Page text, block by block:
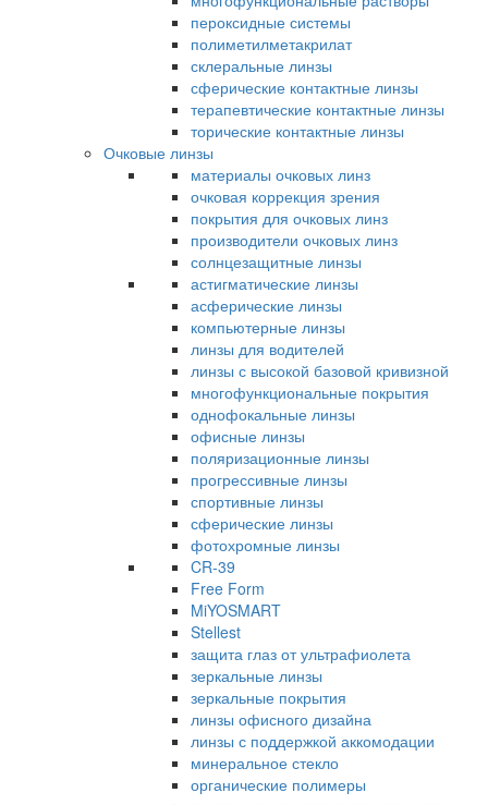
пероксидные системы
полиметилметакрилат
склеральные линзы
сферические контактные линзы
терапевтические контактные линзы
торические контактные линзы
Очковые линзы
материалы очковых линз
очковая коррекция зрения
покрытия для очковых линз
производители очковых линз
солнцезащитные линзы
астигматические линзы
асферические линзы
компьютерные линзы
линзы для водителей
линзы с высокой базовой кривизной
многофункциональные покрытия
однофокальные линзы
офисные линзы
поляризационные линзы
прогрессивные линзы
спортивные линзы
сферические линзы
фотохромные линзы
CR-39
Free Form
MiYOSMART
Stellest
защита глаз от ультрафиолета
зеркальные линзы
зеркальные покрытия
линзы офисного дизайна
линзы с поддержкой аккомодации
минеральное стекло
органические полимеры